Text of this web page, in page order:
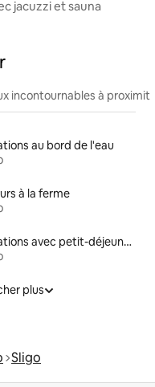
jacuzzi et sauna
incontournables à
au bord de l'eau
à la ferme
Locations avec petit-déjeuner
plus
Sligo